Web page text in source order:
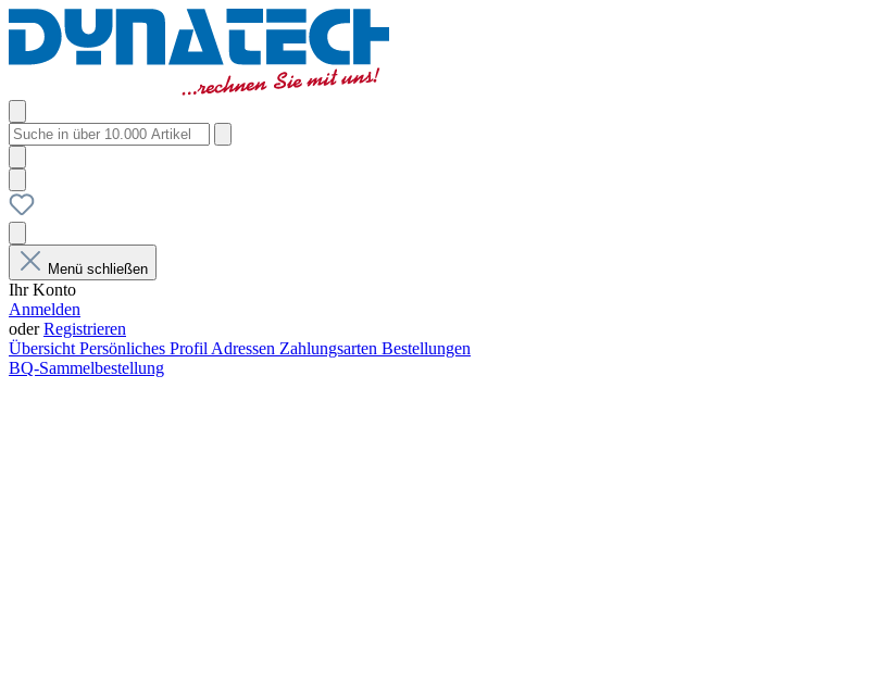
Menü schließen
Ihr Konto
Anmelden
oderRegistrieren
Übersicht Persönliches Profil Adressen Zahlungsarten Bestellungen
BQ-Sammelbestellung